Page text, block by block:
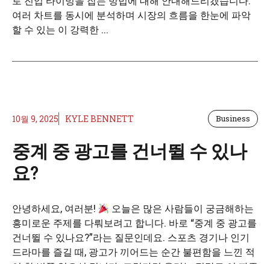
여러 차트를 동시에 분석하며 시장의 흐름을 한눈에 파악
할 수 있는 이 강력한 ...
10월 9, 2025 KYLE BENNETT Business
중계 중 광고를 건너뛸 수 있나
요?
안녕하세요, 여러분!
오늘은 많은 사람들이 궁금해하는
흥미로운 주제를 다뤄보려고 합니다. 바로 “중계 중 광고를
건너뛸 수 있나요?”라는 질문인데요. 스포츠 경기나 인기
드라마를 즐길 때, 광고가 끼어드는 순간 불편함을 느낀 적